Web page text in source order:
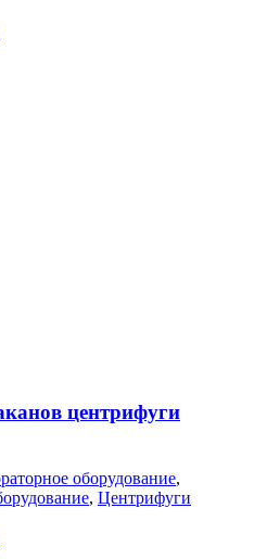
центрифуги
оборудование,
, Центрифуги